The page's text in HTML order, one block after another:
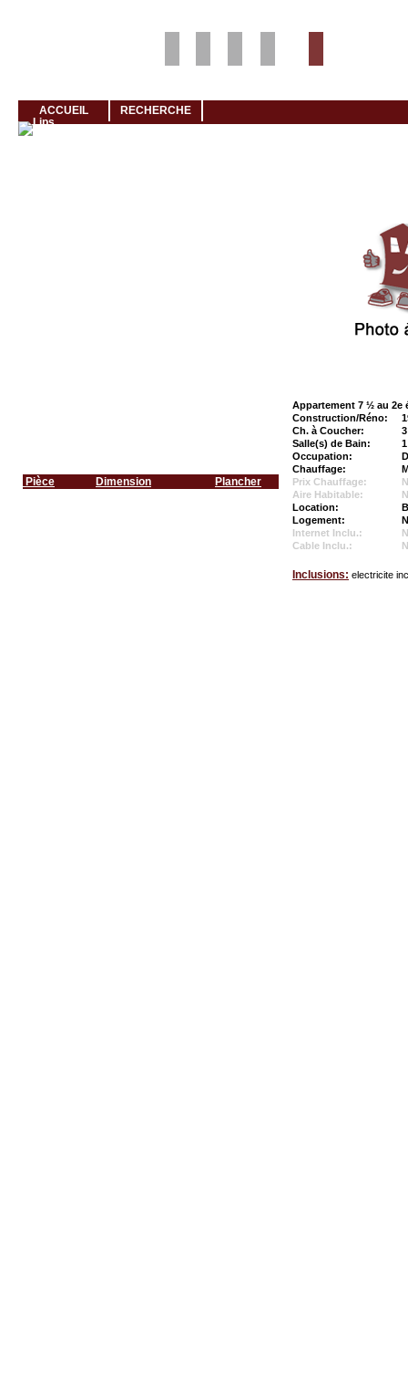
ACCUEIL RECHERCHE
Pièce Dimension Plancher
Appartement 7 ½ au 2e
Construction/Réno:
Ch. à Coucher:
3
Salle(s) de Bain:
1
Occupation:
Chauffage:
Prix Chauffage:
Aire Habitable:
Location:
Logement:
Internet Inclu.:
Cable Inclu.:
Inclusions: electricite